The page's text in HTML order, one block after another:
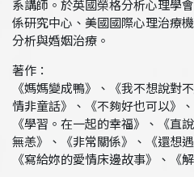
系講師。於英國榮格分析心理學
係研究中心、美國國際心理治療
分析與婚姻治療。
著作：
《媽媽變成鴨》、《我不想說對
情非童話》、《不夠好也可以》
《學習。在一起的幸福》、《直
無恙》、《非常關係》、《還想
《寫給妳的愛情床邊故事》、《